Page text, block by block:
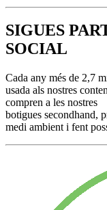
SIGUES
SOCIAL
Cada any més de 2,7
usada als nostres
compren a les nostres
botigues secondhand,
medi ambient i fent